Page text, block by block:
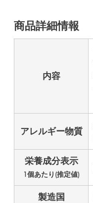
商品詳細情報
内容
アレルギー物質
栄養成分表示
1個あたり(推定値)
製造国